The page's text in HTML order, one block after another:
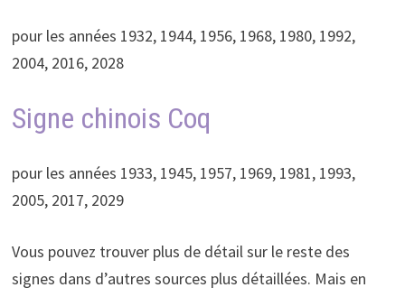
pour les années 1932, 1944, 1956, 1968, 1980, 1992,
2004, 2016, 2028
Signe chinois Coq
pour les années 1933, 1945, 1957, 1969, 1981, 1993,
2005, 2017, 2029
Vous pouvez trouver plus de détail sur le reste des
signes dans d’autres sources plus détaillées. Mais en